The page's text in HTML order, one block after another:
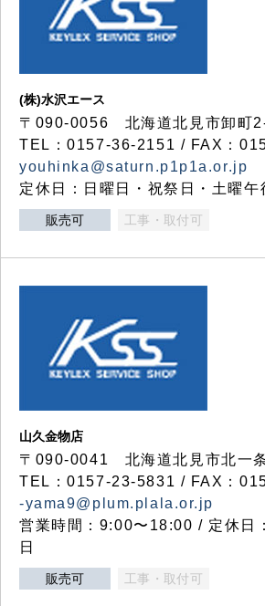
(株)水沢エース
〒090-0056 北海道北見市卸町
TEL：0157-36-2151 / FAX：
youhinka@saturn.p1p1a.or.jp
定休日：日曜日・祝祭日・土曜午
販売可 工事・取付可
山久金物店
〒090-0041 北海道北見市北一
TEL：0157-23-5831 / FAX：
-yama9@plum.plala.or.jp
営業時間：9:00〜18:00 / 定休日
日
販売可 工事・取付可